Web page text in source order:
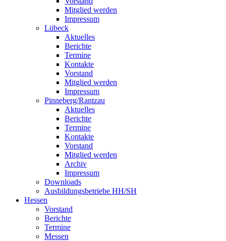
Mitglied werden
Impressum
Lübeck
Aktuelles
Berichte
Termine
Kontakte
Vorstand
Mitglied werden
Impressum
Pinneberg/Rantzau
Aktuelles
Berichte
Termine
Kontakte
Vorstand
Mitglied werden
Archiv
Impressum
Downloads
Ausbildungsbetriebe HH/SH
Hessen
Vorstand
Berichte
Termine
Messen